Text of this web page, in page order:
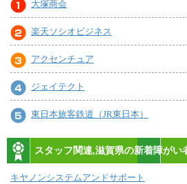
大塚商会
楽天ソシオビジネス
アクセンチュア
ジェイテクト
東日本旅客鉄道（JR東日本）
スタッフ関連,滋賀県の新着障がい
キヤノンシステムアンドサポート